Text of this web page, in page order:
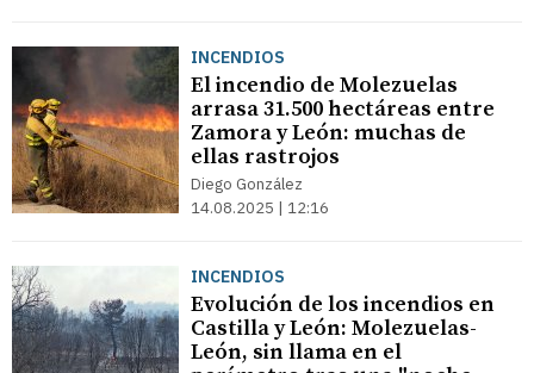
INCENDIOS
El incendio de Molezuelas
arrasa 31.500 hectáreas entre
Zamora y León: muchas de
ellas rastrojos
Diego González
14.08.2025 | 12:16
INCENDIOS
Evolución de los incendios en
Castilla y León: Molezuelas-
León, sin llama en el